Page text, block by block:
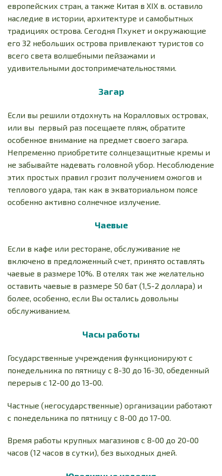
европейских стран, а также Китая в XIX в. оставило
наследие в истории, архитектуре и самобытных
традициях острова. Сегодня Пхукет и окружающие
его 32 небольших острова привлекают туристов со
всего света волшебными пейзажами и
удивительными достопримечательностями.
Загар
Если вы решили отдохнуть на Коралловых островах,
или вы первый раз посещаете пляж, обратите
особенное внимание на предмет своего загара.
Непременно приобретите солнцезащитные кремы и
не забывайте надевать головной убор. Несоблюдение
этих простых правил грозит получением ожогов и
теплового удара, так как в экваториальном поясе
особенно активно солнечное излучение.
Чаевые
Если в кафе или ресторане, обслуживание не
включено в предложенный счет, принято оставлять
чаевые в размере 10%. В отелях так же желательно
оставить чаевые в размере 50 бат (1,5-2 доллара) и
более, особенно, если Вы остались довольны
обслуживанием.
Часы работы
Государственные учреждения функционируют с
понедельника по пятницу с 8-30 до 16-30, обеденный
перерыв с 12-00 до 13-00.
Частные (негосударственные) организации работают
с понедельника по пятницу с 8-00 до 17-00.
Время работы крупных магазинов с 8-00 до 20-00
часов (12 часов в сутки), без выходных дней.